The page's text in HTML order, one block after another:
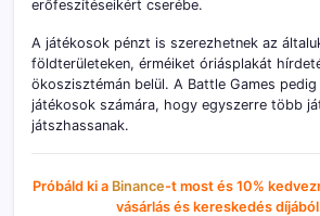
erőfeszítéseikért cserébe.
A játékosok pénzt is szerezhetnek az
földterületeken, érméiket óriásplakát
ökoszisztémán belül. A Battle Games
játékosok számára, hogy egyszerre több
játszhassanak.
Próbáld ki a Binance-t most és 10%
vásárlás és kereskedés